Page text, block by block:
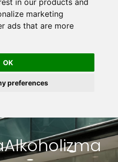
in our products and
marketing
ads that are more
OK
preferences